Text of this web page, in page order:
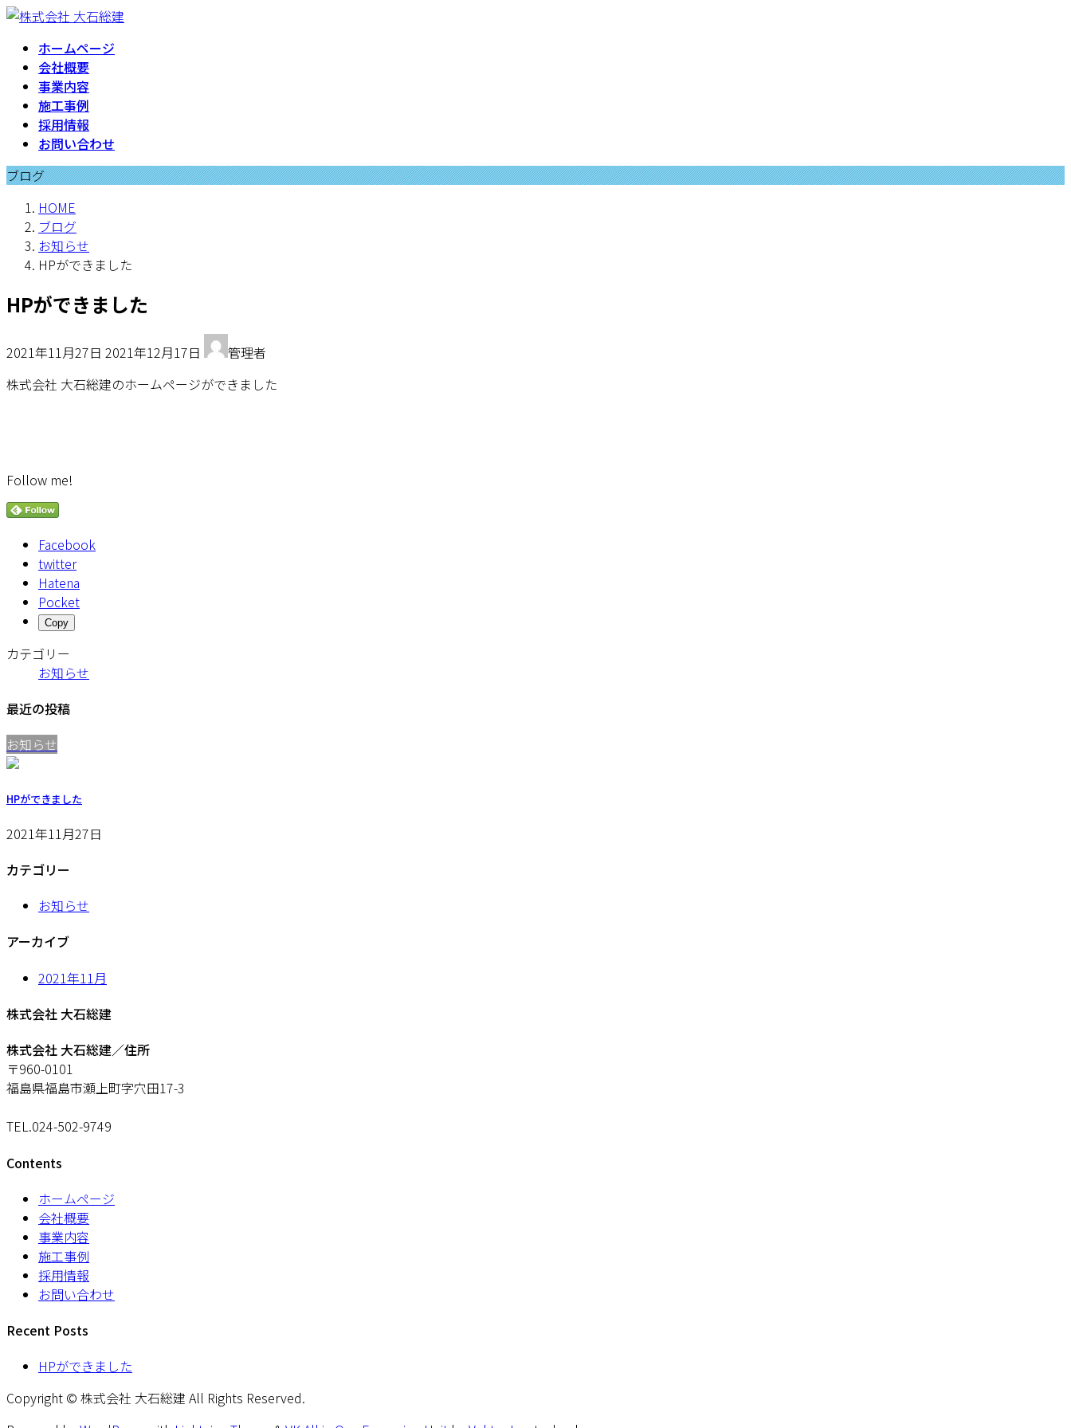
コ
ッ
プ
ナ
移
動
ホームページ
会社概要
事業内容
施工事例
採用情報
お問い合わせ
ブログ
HOME
ブログ
お知らせ
HPができました
HPができました
2021年11月27日 終
更
2021年12月17日
管理者
株式会社 大石総建のホームページができました
Follow me!
Facebook
twitter
Hatena
Pocket
Copy
カテゴリー
お知らせ
最近の投稿
お知らせ
HPができました
2021年11月27日
カテゴリー
お知らせ
アーカイブ
2021年11月
株式会社 大石総建
株式会社 大石総建／住所
〒960-0101
福島県福島市瀬上町字穴田17-3
TEL.024-502-9749
Contents
ホームページ
会社概要
事業内容
施工事例
採用情報
お問い合わせ
Recent Posts
HPができました
Copyright © 株式会社 大石総建 All Rights Reserved.